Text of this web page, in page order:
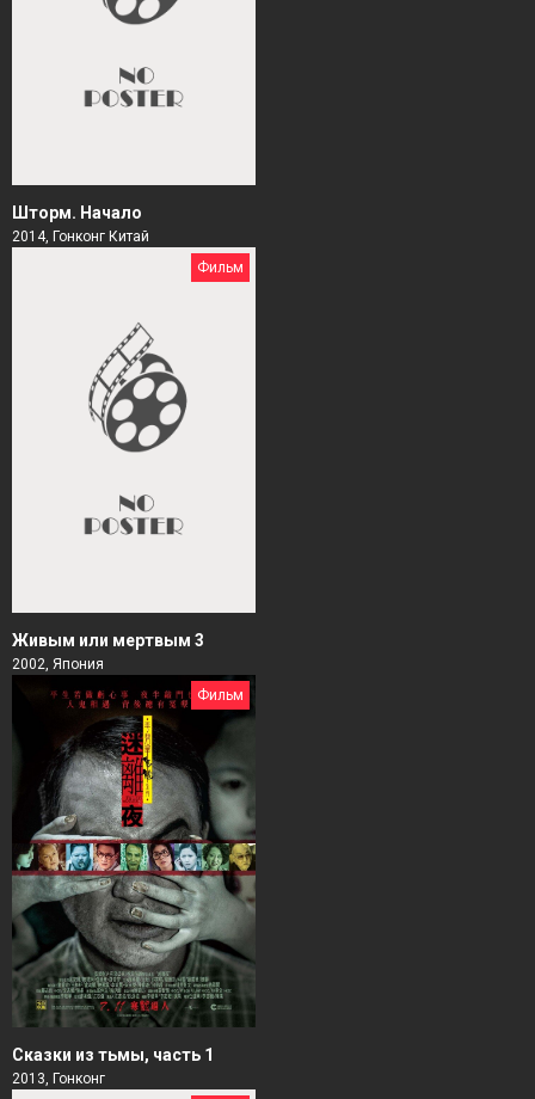
Шторм. Начало
2014, Гонконг Китай
Фильм
Живым или мертвым 3
2002, Япония
Фильм
Сказки из тьмы, часть 1
2013, Гонконг